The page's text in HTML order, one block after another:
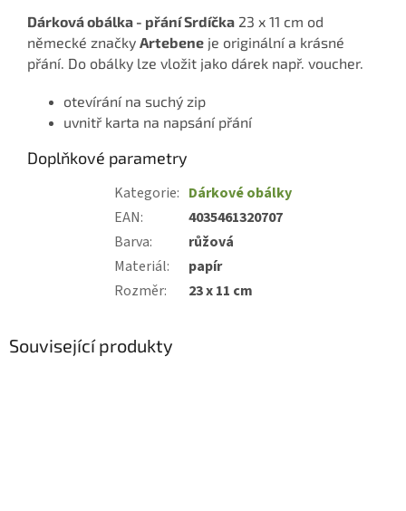
Dárková obálka - přání Srdíčka 23 x 11 cm od
německé značky Artebene je originální a krásné
přání. Do obálky lze vložit jako dárek např. voucher.
otevírání na suchý zip
uvnitř karta na napsání přání
Doplňkové parametry
Kategorie: Dárkové obálky
EAN:
4035461320707
Barva:
růžová
Materiál:
papír
Rozměr: 23 x 11 cm
Související produkty